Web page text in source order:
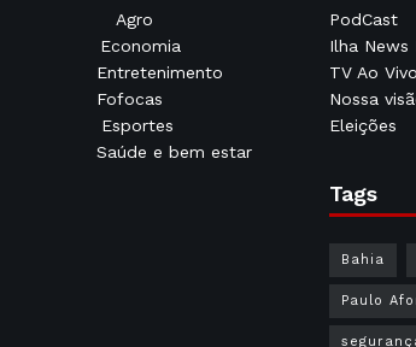
Agro
Economia
Entretenimento
Fofocas
Esportes
Saúde e bem estar
PodCast
Ilha News
TV Ao Vivo
Nossa
Eleições
Tags
Bahia
Paulo